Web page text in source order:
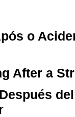
o
After a